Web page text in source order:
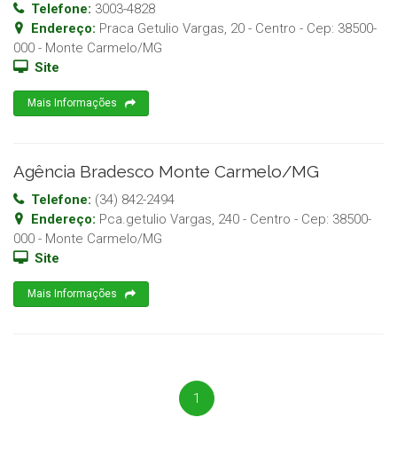
Telefone: 3003-4828
Endereço: Praca Getulio Vargas, 20 - Centro - Cep: 38500-
000 - Monte Carmelo/MG
Site
Mais Informações
Agência Bradesco Monte Carmelo/MG
Telefone: (34) 842-2494
Endereço: Pca.getulio Vargas, 240 - Centro - Cep: 38500-
000 - Monte Carmelo/MG
Site
Mais Informações
1